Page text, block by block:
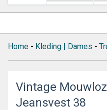
Home - Kleding | Dames -
Vintage
Jeansvest 38